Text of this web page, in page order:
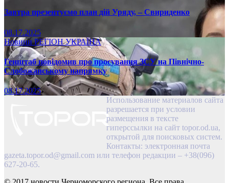
Завтра презентуємо план дій Уряду, – Свириденко
08.17.2025
НовиниРЕГІОНУКРАЇНА
Генштаб повідомив про просування ЗСУ на Північно-
Слобожанському напрямку
08.17.2025
Использование материалов сайта
разрешается при условии
размещения в тексте
гиперссылки на сайт topor.od.ua,
открытой для поисковых систем.
Контакты: электронная почта
gazeta.topor.od@gmail.com или телефон редакции – +38(096)
627-20-65.